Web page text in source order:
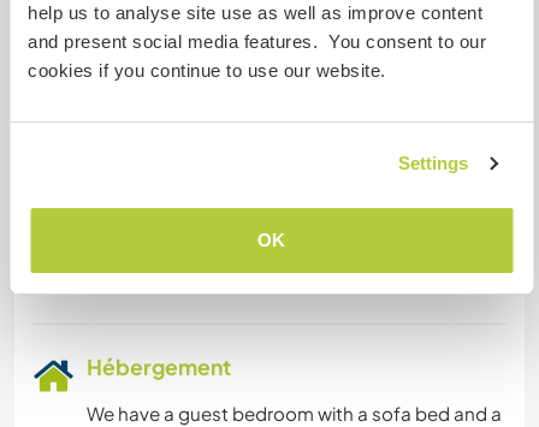
help us to analyse site use as well as improve content
and present social media features. You consent to our
cookies if you continue to use our website.
Settings
OK
Cet hôte propose un échange linguistique
espagnol. Je parle un tout petit peu anglais et
Gabin aime les mots en anglais. J'aimerais parler
en anglais et partager ma langue le français et
que Gabin puisse entendre des mots de langues
Hébergement
We have a guest bedroom with a sofa bed and a